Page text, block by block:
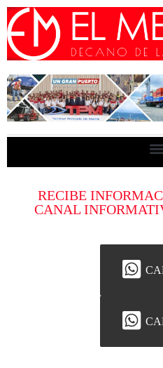
RECIBE
CANAL